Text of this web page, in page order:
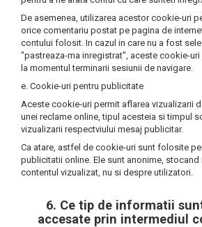
De asemenea, utilizarea acestor cookie-uri
orice comentariu postat pe pagina de
contului folosit. In cazul in care nu a fost
"pastreaza-ma inregistrat", aceste cookie-
la momentul terminarii sesiunii de navigare.
e. Cookie-uri pentru publicitate
Aceste cookie-uri permit aflarea vizualizarii
unei reclame online, tipul acesteia si timpul
vizualizarii respectviului mesaj publicitar.
Ca atare, astfel de cookie-uri sunt folosite
publicitatii online. Ele sunt anonime,
contentul vizualizat, nu si despre utilizatori.
6. Ce tip de informatii
accesate prin intermediul